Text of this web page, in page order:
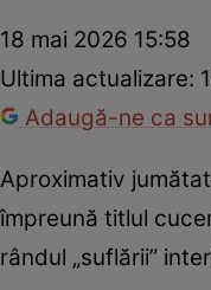
18 mai 2026 15:58
Ultima actualizare:
Adaugă-ne ca
Aproximativ
împreună titlul
rândul „suflării”